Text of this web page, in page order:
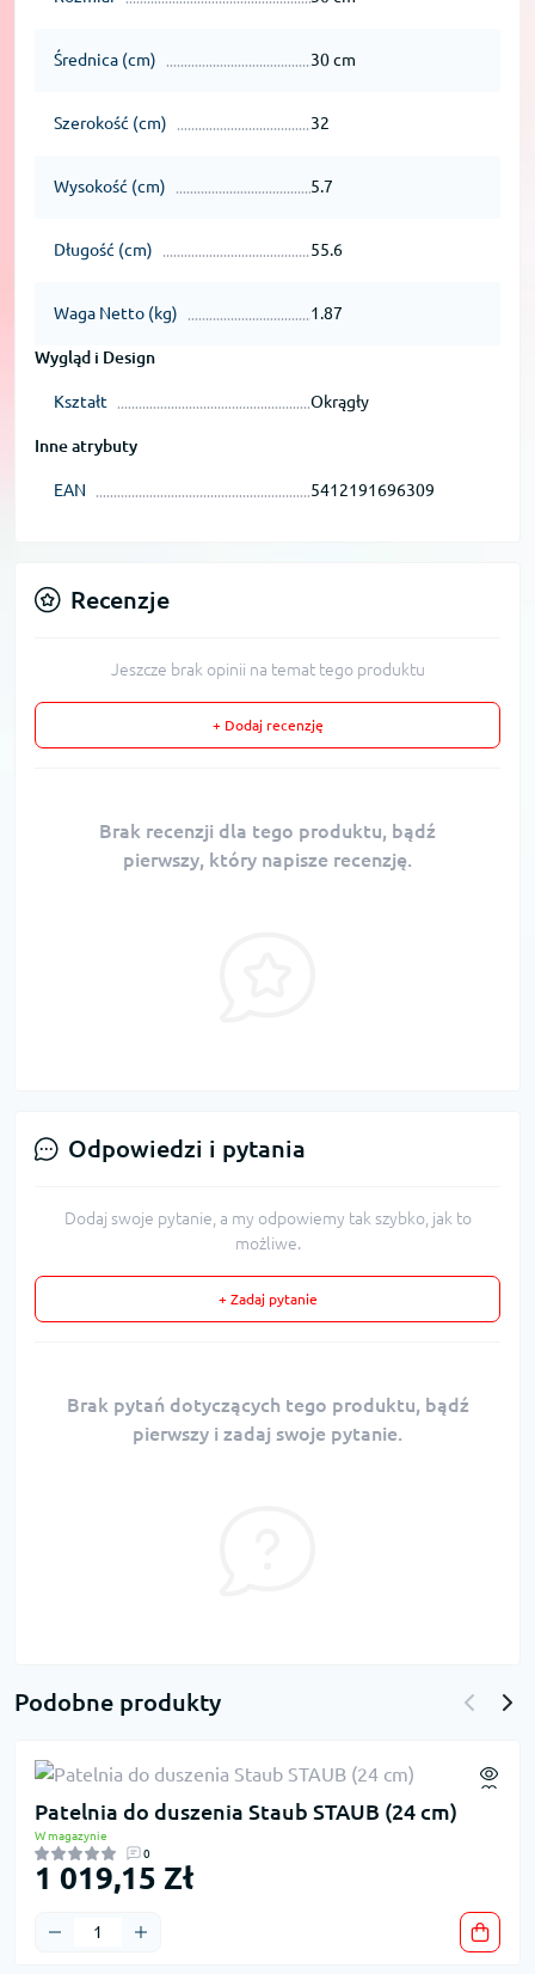
Średnica (cm) 30 cm
Szerokość (cm) 32
Wysokość (cm) 5.7
Długość (cm) 55.6
Waga Netto (kg) 1.87
Wygląd i Design
Kształt Okrągły
Inne atrybuty
EAN 5412191696309
Recenzje
Jeszcze brak opinii na temat tego produktu
+ Dodaj recenzję
Brak recenzji dla tego produktu, bądź
pierwszy, który napisze recenzję.
Odpowiedzi i pytania
Dodaj swoje pytanie, a my odpowiemy tak szybko, jak to
możliwe.
+ Zadaj pytanie
Brak pytań dotyczących tego produktu, bądź
pierwszy i zadaj swoje pytanie.
Podobne produkty
Patelnia do duszenia Staub STAUB (24 cm)
W magazynie
0
1 019,15 Zł